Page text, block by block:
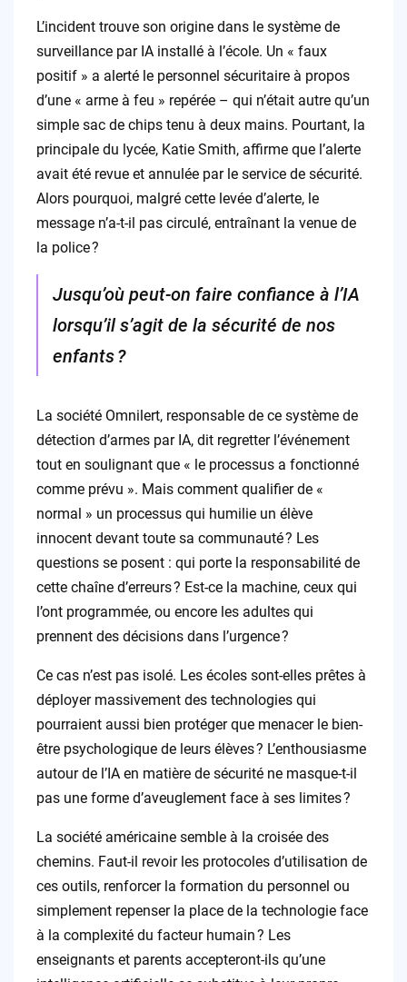
L’incident trouve son origine dans le système de
surveillance par IA installé à l’école. Un « faux
positif » a alerté le personnel sécuritaire à propos
d’une « arme à feu » repérée – qui n’était autre qu’un
simple sac de chips tenu à deux mains. Pourtant, la
principale du lycée, Katie Smith, affirme que l’alerte
avait été revue et annulée par le service de sécurité.
Alors pourquoi, malgré cette levée d’alerte, le
message n’a-t-il pas circulé, entraînant la venue de
la police ?
Jusqu’où peut-on faire confiance à l’IA
lorsqu’il s’agit de la sécurité de nos
enfants ?
La société Omnilert, responsable de ce système de
détection d’armes par IA, dit regretter l’événement
tout en soulignant que « le processus a fonctionné
comme prévu ». Mais comment qualifier de «
normal » un processus qui humilie un élève
innocent devant toute sa communauté ? Les
questions se posent : qui porte la responsabilité de
cette chaîne d’erreurs ? Est-ce la machine, ceux qui
l’ont programmée, ou encore les adultes qui
prennent des décisions dans l’urgence ?
Ce cas n’est pas isolé. Les écoles sont-elles prêtes à
déployer massivement des technologies qui
pourraient aussi bien protéger que menacer le bien-
être psychologique de leurs élèves ? L’enthousiasme
autour de l’IA en matière de sécurité ne masque-t-il
pas une forme d’aveuglement face à ses limites ?
La société américaine semble à la croisée des
chemins. Faut-il revoir les protocoles d’utilisation de
ces outils, renforcer la formation du personnel ou
simplement repenser la place de la technologie face
à la complexité du facteur humain ? Les
enseignants et parents accepteront-ils qu’une